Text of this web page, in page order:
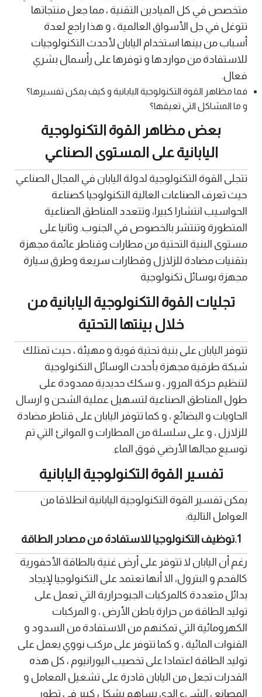
متخصص في كل الميادين التقنية ، مما جعل منتجاتها
تتوغل في جل الأسواق العالمية ، و هذا راجع لعدة
أسباب من بينها استخدام اليابان لأحدث التكنولوجيات
للاستفادة من مواردها و توفرها على رأسمال بشري
فعال.
فما مظاهر القوة التكنولوجية اليابانية و كيف يمكن تفسيرها؟
و ما المشاكل التي تعيقها؟
بعض مظاهر القوة التكنولوجية
اليابانية على المستوى الصناعي
تتجلى القوة التكنولوجية لدولة اليابان في المجال الصناعي
حيث تعرف الصناعات العالية التكنولوجيا كصناعة
الحواسيب انتشارا كبيرا، وتتعدد المناطق الصناعية
المتطورة وتنتشر بالخصوص في الجنوب. وثانيا على
مستوى البنية التحتية من مطارات وقناطر عائمة مجهزة
بتقنيات مضادة للزلازل وقطارات سريعة وطرق سيارة
مجهزة بوسائل تكنولوجية
تجليات القوة التكنولوجية اليابانية من
خلال بينتها التحتية
تتوفر اليابان على بنية تحتية قوية و مهيئة ، حيث تمتلك
شبكة طرقية مجهزة بأحدث الوسائل التكنولوجية
لتنظيم حركة المرور ، و سكك حديدية ممدودة على
طول المناطق الصناعية لتسهيل عملية الشحن و ارسال
الحاويات و البضائع ، و كما تتوفر اليابان على قناطر مضادة
للزلازل ، و على سلسلة من المطارات و الموانئ التي تم
توسيع مجالها الأرضي فوق الماء.
تفسير القوة التكنولوجية اليابانية
يمكن تفسير القوة التكنولوجية اليابانية انطلاقا من
العوامل التالية:
1.توظيف التكنولوجيا للاستفادة من مصادر الطاقة
رغم أن اليابان لا تتوفر على أرض غنية بالطاقة الأحفورية
كالفحم و البترول، الا أنها تعتمد على التكنولوجيا لإيجاد
بدائل متعددة كالمركبات الجيوحرارية التي تعمل على
توليد الطاقة من حرارة باطن الأرض ، و المركبات
الكهرومائية التي تمكنهم من الاستفادة من السدود و
القنوات المائية ، و كما تتوفر على مركب نووي يعمل على
توليد الطاقة اعتمادا على تخصيب اليورانيوم ، كل هذه
القدرات تجعل من اليابان قادرة على تشغيل المعامل و
المصانع ، الشيء الدي يساهم بشكل كبير في تطور